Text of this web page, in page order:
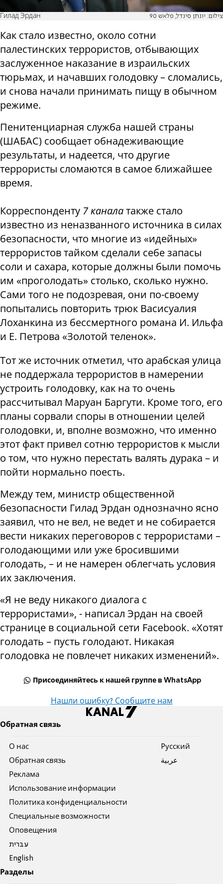
Гилад Эрдан צילום: יונתן סינדל, פלאש 90
Как стало известно, около сотни
палестинских террористов, отбывающих
заслуженное наказание в израильских
тюрьмах, и начавших голодовку – сломались,
и снова начали принимать пищу в обычном
режиме.
Пенитенциарная служба нашей страны
(ШАБАС) сообщает обнадеживающие
результаты, и надеется, что другие
террористы сломаются в самое ближайшее
время.
Корреспонденту 7 каналатакже стало
известно из неназванного источника в силах
безопасности, что многие из «идейных»
террористов тайком сделали себе запасы
соли и сахара, которые должны были помочь
им «проголодать» столько, сколько нужно.
Сами того не подозревая, они по-своему
попытались повторить трюк Васисуалия
Лоханкина из бессмертного романа И. Ильфа
и Е. Петрова «Золотой теленок».
Тот же источник отметил, что арабская улица
не поддержала террористов в намерении
устроить голодовку, как на то очень
рассчитывал Маруан Баргути. Кроме того, его
планы сорвали споры в отношении целей
голодовки, и, вполне возможно, что именно
этот факт привел сотню террористов к мысли
о том, что нужно перестать валять дурака – и
пойти нормально поесть.
Между тем, министр общественной
безопасности Гилад Эрдан однозначно ясно
заявил, что не вел, не ведет и не собирается
вести никаких переговоров с террористами –
голодающими или уже бросившими
голодать, – и не намерен облегчать условия
их заключения.
«Я не веду никакого диалога с
террористами», - написал Эрдан на своей
странице в социальной сети Facebook. «Хотят
голодать – пусть голодают. Никакая
голодовка не повлечет никаких изменений».
Присоединяйтесь к нашей группе в WhatsApp
Нашли ошибку? Сообщите нам
Обратная связь
О нас
Обратная связь
Реклама
Использование информации
Политика конфиденциальности
Специальные возможности
Оповещения
עברית
English
Pусский
عربية
Разделы